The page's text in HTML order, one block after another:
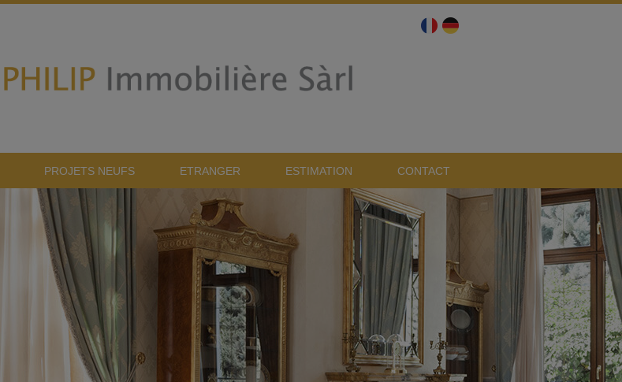
PROJETS NEUFS ETRANGER ESTIMATION CONTACT